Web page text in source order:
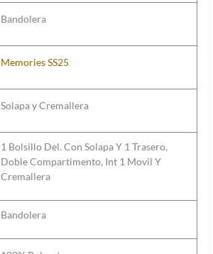
Bandolera
Memories SS25
Solapa y Cremallera
1 Bolsillo Del. Con Solapa Y 1 Trasero,
Doble Compartimento, Int 1 Movil Y
Cremallera
Bandolera